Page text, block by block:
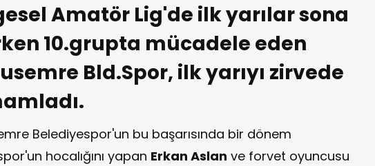
Amatör Lig'de ilk yarılar sona
10.grupta mücadele eden
Bld.Spor, ilk yarıyı zirvede
Belediyespor'un bu başarısında bir dönem
hocalığını yapan Erkan Aslan ve forvet oyuncusu